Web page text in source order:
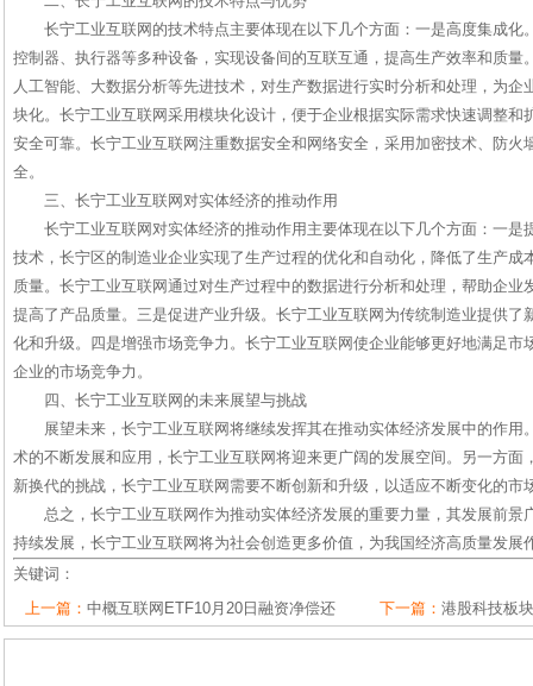
长宁工业互联网的技术特点主要体现在以下几个方面：一是高度集成化
控制器、执行器等多种设备，实现设备间的互联互通，提高生产效率和质量
人工智能、大数据分析等先进技术，对生产数据进行实时分析和处理，为企
块化。长宁工业互联网采用模块化设计，便于企业根据实际需求快速调整和
安全可靠。长宁工业互联网注重数据安全和网络安全，采用加密技术、防火
全。
三、长宁工业互联网对实体经济的推动作用
长宁工业互联网对实体经济的推动作用主要体现在以下几个方面：一是
技术，长宁区的制造业企业实现了生产过程的优化和自动化，降低了生产成
质量。长宁工业互联网通过对生产过程中的数据进行分析和处理，帮助企业
提高了产品质量。三是促进产业升级。长宁工业互联网为传统制造业提供了
化和升级。四是增强市场竞争力。长宁工业互联网使企业能够更好地满足市
企业的市场竞争力。
四、长宁工业互联网的未来展望与挑战
展望未来，长宁工业互联网将继续发挥其在推动实体经济发展中的作用
术的不断发展和应用，长宁工业互联网将迎来更广阔的发展空间。另一方面
新换代的挑战，长宁工业互联网需要不断创新和升级，以适应不断变化的市
总之，长宁工业互联网作为推动实体经济发展的重要力量，其发展前景
持续发展，长宁工业互联网将为社会创造更多价值，为我国经济高质量发展
关键词：
上一篇： 中概互联网ETF10月20日融资净偿还 下一篇： 港股科技板